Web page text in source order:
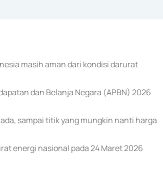
masih aman dari kondisi darurat
dan Belanja Negara (APBN) 2026
sampai titik yang mungkin nanti harga
energi nasional pada 24 Maret 2026